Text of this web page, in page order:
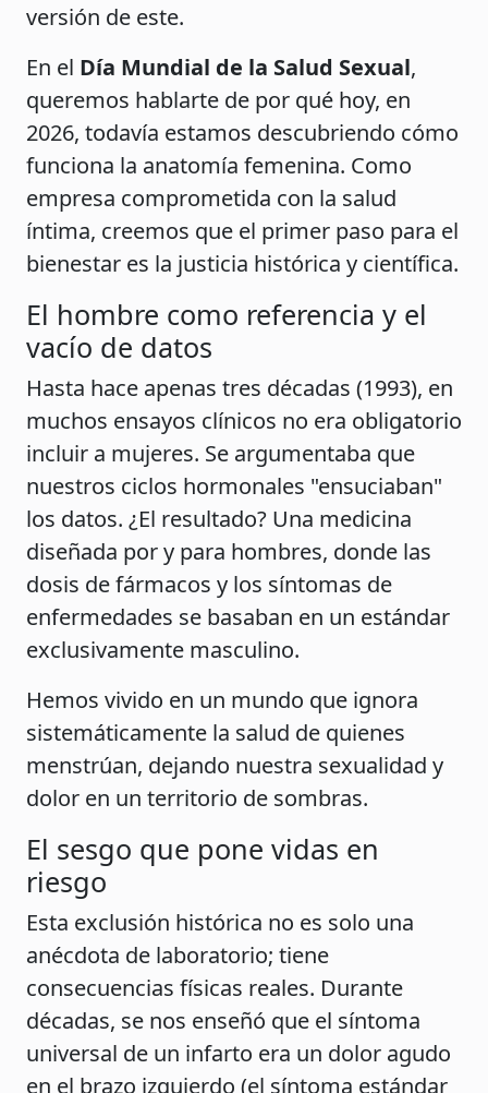
versión de este.
En el Día Mundial de la Salud Sexual,
queremos hablarte de por qué hoy, en
2026, todavía estamos descubriendo cómo
funciona la anatomía femenina. Como
empresa comprometida con la salud
íntima, creemos que el primer paso para el
bienestar es la justicia histórica y científica.
El hombre como referencia y el
vacío de datos
Hasta hace apenas tres décadas (1993), en
muchos ensayos clínicos no era obligatorio
incluir a mujeres. Se argumentaba que
nuestros ciclos hormonales "ensuciaban"
los datos. ¿El resultado? Una medicina
diseñada por y para hombres, donde las
dosis de fármacos y los síntomas de
enfermedades se basaban en un estándar
exclusivamente masculino.
Hemos vivido en un mundo que ignora
sistemáticamente la salud de quienes
menstrúan, dejando nuestra sexualidad y
dolor en un territorio de sombras.
El sesgo que pone vidas en
riesgo
Esta exclusión histórica no es solo una
anécdota de laboratorio; tiene
consecuencias físicas reales. Durante
décadas, se nos enseñó que el síntoma
universal de un infarto era un dolor agudo
en el brazo izquierdo (el síntoma estándar